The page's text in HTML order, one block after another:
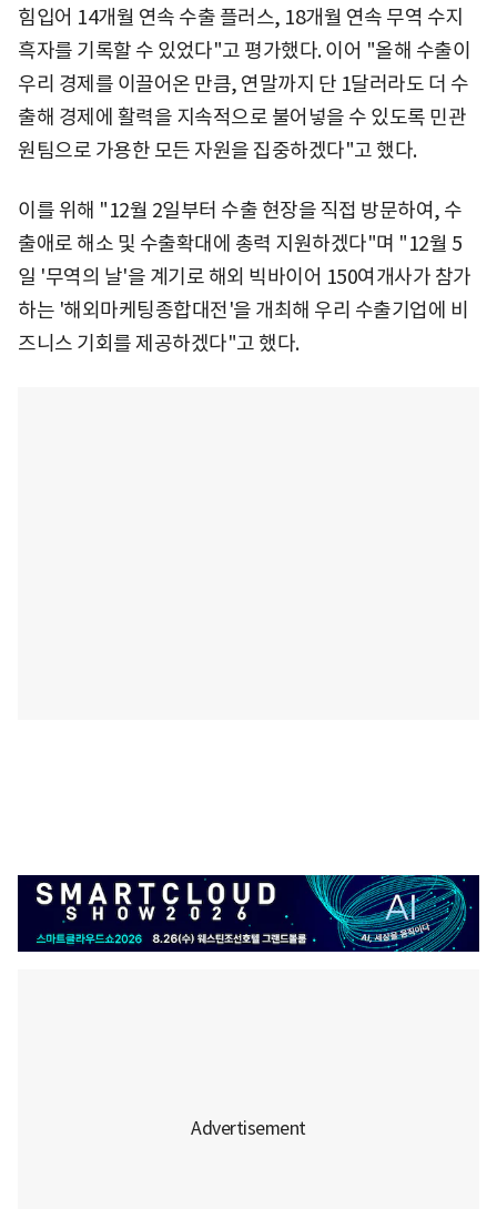
힘입어 14개월 연속 수출 플러스, 18개월 연속 무역 수지
흑자를 기록할 수 있었다"고 평가했다. 이어 "올해 수출이
우리 경제를 이끌어온 만큼, 연말까지 단 1달러라도 더 수
출해 경제에 활력을 지속적으로 불어넣을 수 있도록 민관
원팀으로 가용한 모든 자원을 집중하겠다"고 했다.
이를 위해 "12월 2일부터 수출 현장을 직접 방문하여, 수
출애로 해소 및 수출확대에 총력 지원하겠다"며 "12월 5
일 '무역의 날'을 계기로 해외 빅바이어 150여개사가 참가
하는 '해외마케팅종합대전'을 개최해 우리 수출기업에 비
즈니스 기회를 제공하겠다"고 했다.